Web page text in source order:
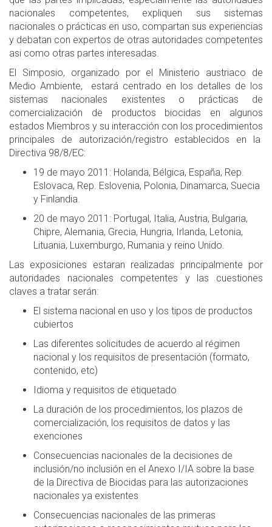
nacionales competentes, expliquen sus sistemas
nacionales o prácticas en uso, compartan sus experiencias
y debatan con expertos de otras autoridades competentes
asi como otras partes interesadas.
El Simposio, organizado por el Ministerio austriaco de
Medio Ambiente, estará centrado en los detalles de los
sistemas nacionales existentes o prácticas de
comercialización de productos biocidas en algunos
estados Miembros y su interacción con los procedimientos
principales de autorización/registro establecidos en la
Directiva 98/8/EC:
19 de mayo 2011: Holanda, Bélgica, España, Rep.
Eslovaca, Rep. Eslovenia, Polonia, Dinamarca, Suecia
y Finlandia.
20 de mayo 2011: Portugal, Italia, Austria, Bulgaria,
Chipre, Alemania, Grecia, Hungria, Irlanda, Letonia,
Lituania, Luxemburgo, Rumania y reino Unido.
Las exposiciones estaran realizadas principalmente por
autoridades nacionales competentes y las cuestiones
claves a tratar serán:
El sistema nacional en uso y los tipos de productos
cubiertos
Las diferentes solicitudes de acuerdo al régimen
nacional y los requisitos de presentación (formato,
contenido, etc)
Idioma y requisitos de etiquetado
La duración de los procedimientos, los plazos de
comercialización, los requisitos de datos y las
exenciones
Consecuencias nacionales de la decisiones de
inclusión/no inclusión en el Anexo I/IA sobre la base
de la Directiva de Biocidas para las autorizaciones
nacionales ya existentes
Consecuencias nacionales de las primeras